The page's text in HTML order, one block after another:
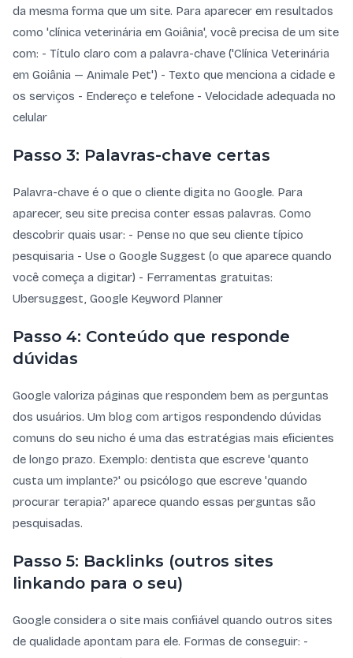
da mesma forma que um site. Para aparecer em resultados
como 'clínica veterinária em Goiânia', você precisa de um site
com: - Título claro com a palavra-chave ('Clínica Veterinária
em Goiânia — Animale Pet') - Texto que menciona a cidade e
os serviços - Endereço e telefone - Velocidade adequada no
celular
Passo 3: Palavras-chave certas
Palavra-chave é o que o cliente digita no Google. Para
aparecer, seu site precisa conter essas palavras. Como
descobrir quais usar: - Pense no que seu cliente típico
pesquisaria - Use o Google Suggest (o que aparece quando
você começa a digitar) - Ferramentas gratuitas:
Ubersuggest, Google Keyword Planner
Passo 4: Conteúdo que responde
dúvidas
Google valoriza páginas que respondem bem as perguntas
dos usuários. Um blog com artigos respondendo dúvidas
comuns do seu nicho é uma das estratégias mais eficientes
de longo prazo. Exemplo: dentista que escreve 'quanto
custa um implante?' ou psicólogo que escreve 'quando
procurar terapia?' aparece quando essas perguntas são
pesquisadas.
Passo 5: Backlinks (outros sites
linkando para o seu)
Google considera o site mais confiável quando outros sites
de qualidade apontam para ele. Formas de conseguir: -